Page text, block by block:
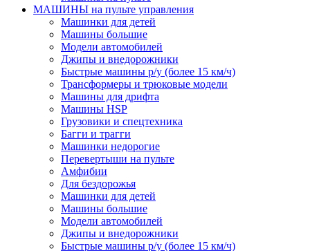
МАШИНЫ на пульте управления
Машинки для детей
Машины большие
Модели автомобилей
Джипы и внедорожники
Быстрые машины р/у (более 15 км/ч)
Трансформеры и трюковые модели
Машины для дрифта
Машины HSP
Грузовики и спецтехника
Багги и трагги
Машинки недорогие
Перевертыши на пульте
Амфибии
Для бездорожья
Машинки для детей
Машины большие
Модели автомобилей
Джипы и внедорожники
Быстрые машины р/у (более 15 км/ч)